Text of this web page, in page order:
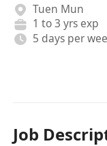
Tuen Mun
1 to 3 yrs exp
5 days per
Job